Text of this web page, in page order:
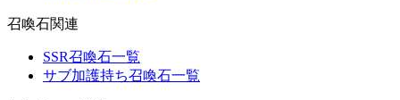
召喚石関連
SSR召喚石一覧
サブ加護持ち召喚石一覧